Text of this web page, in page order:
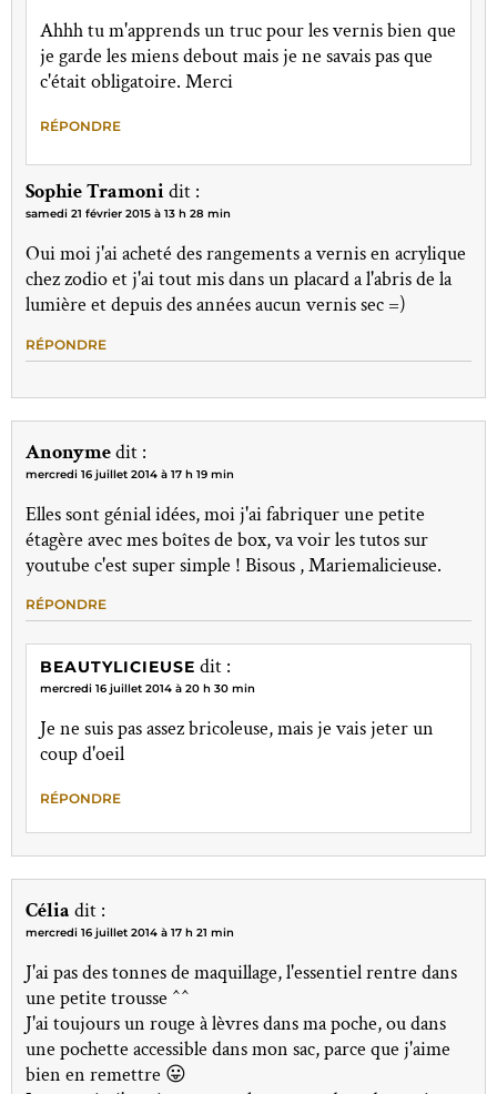
Ahhh tu m'apprends un truc pour les vernis bien que
je garde les miens debout mais je ne savais pas que
c'était obligatoire. Merci
RÉPONDRE
Sophie Tramonidit :
samedi 21 février 2015 à 13 h 28 min
Oui moi j'ai acheté des rangements a vernis en acrylique
chez zodio et j'ai tout mis dans un placard a l'abris de la
lumière et depuis des années aucun vernis sec =)
RÉPONDRE
Anonymedit :
mercredi 16 juillet 2014 à 17 h 19 min
Elles sont génial idées, moi j'ai fabriquer une petite
étagère avec mes boîtes de box, va voir les tutos sur
youtube c'est super simple ! Bisous , Mariemalicieuse.
RÉPONDRE
BEAUTYLICIEUSE dit :
mercredi 16 juillet 2014 à 20 h 30 min
Je ne suis pas assez bricoleuse, mais je vais jeter un
coup d'oeil
RÉPONDRE
Célia dit :
mercredi 16 juillet 2014 à 17 h 21 min
J'ai pas des tonnes de maquillage, l'essentiel rentre dans
une petite trousse ^^
J'ai toujours un rouge à lèvres dans ma poche, ou dans
une pochette accessible dans mon sac, parce que j'aime
bien en remettre 😛